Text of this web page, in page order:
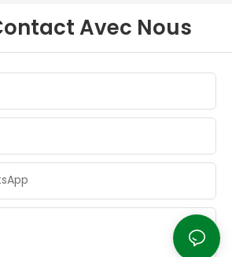
Avec Nous